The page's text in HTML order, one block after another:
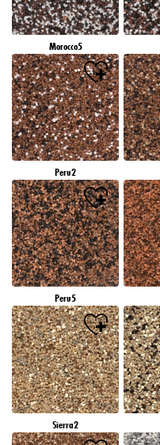
Morocco5
Peru2
Peru5
Sierra2